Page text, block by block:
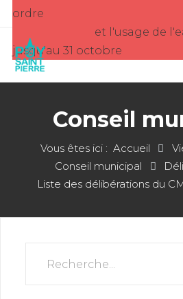
ordre
et l'usage de
jusqu'au 31 octobre
Conseil
Vous êtes ici : Accueil
Conseil municipal
Liste des délibérations du